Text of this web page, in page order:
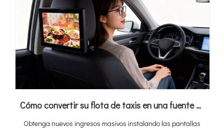
Cómo convertir su flota de taxis en una fuente de ingresos mediante las pantallas publicitarias LCD de Android (Guía definitiva de 2026)
Obtenga nuevos ingresos masivos instalando las pantallas